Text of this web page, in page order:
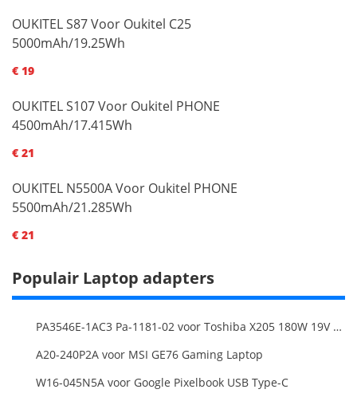
OUKITEL S87 Voor Oukitel C25
5000mAh/19.25Wh
€ 19
OUKITEL S107 Voor Oukitel PHONE
4500mAh/17.415Wh
€ 21
OUKITEL N5500A Voor Oukitel PHONE
5500mAh/21.285Wh
€ 21
Populair Laptop adapters
PA3546E-1AC3 Pa-1181-02 voor Toshiba X205 180W 19V 9.5A Laptop DC Charger Power Supply
A20-240P2A voor MSI GE76 Gaming Laptop
W16-045N5A voor Google Pixelbook USB Type-C